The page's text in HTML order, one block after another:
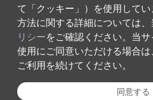
て「クッキー」）を使用して
方法に関する詳細については、
リシーをご確認ください。当
使用にご同意いただける場合
ご利用を続けてください。
同意する
ださ
適格
公衆
© Apollo
Reserved.